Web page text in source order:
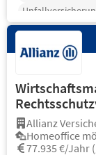
Allianz
Homeoffice
77.935 €/Jahr